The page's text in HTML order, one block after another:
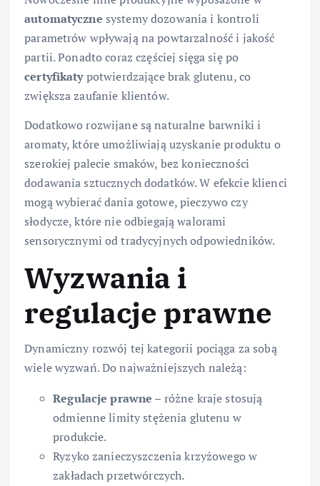
automatyczne systemy dozowania i kontroli
parametrów wpływają na powtarzalność i jakość
partii. Ponadto coraz częściej sięga się po
certyfikatypotwierdzające brak glutenu, co
zwiększa zaufanie klientów.
Dodatkowo rozwijane są naturalne barwniki i
aromaty, które umożliwiają uzyskanie produktu o
szerokiej palecie smaków, bez konieczności
dodawania sztucznych dodatków. W efekcie klienci
mogą wybierać dania gotowe, pieczywo czy
słodycze, które nie odbiegają walorami
sensorycznymi od tradycyjnych odpowiedników.
Wyzwania i
regulacje prawne
Dynamiczny rozwój tej kategorii pociąga za sobą
wiele wyzwań. Do najważniejszych należą:
Regulacje prawne – różne kraje stosują
odmienne limity stężenia glutenu w
produkcie.
Ryzyko zanieczyszczenia krzyżowego w
zakładach przetwórczych.